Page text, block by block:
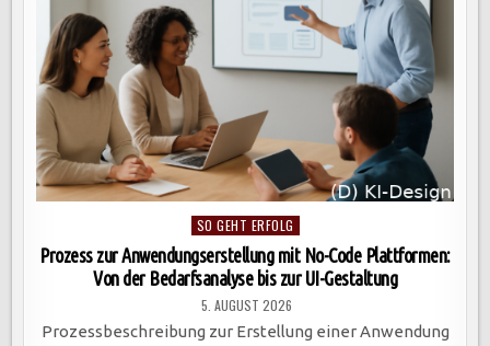
Posted
in
SO GEHT ERFOLG
Prozess zur Anwendungserstellung mit No-Code Plattformen:
Von der Bedarfsanalyse bis zur UI-Gestaltung
5. AUGUST 2026
Prozessbeschreibung zur Erstellung einer Anwendung